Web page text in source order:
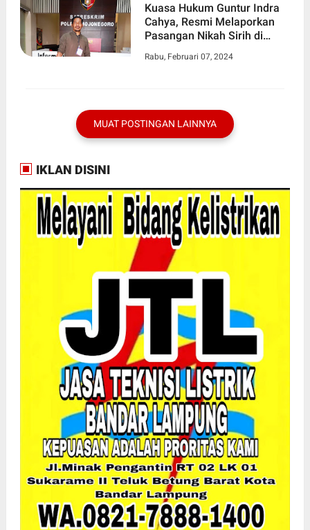
Kuasa Hukum Guntur Indra
Cahya, Resmi Melaporkan
Pasangan Nikah Sirih di
Rabu, Februari 07, 2024
MUAT POSTINGAN LAINNYA
IKLAN DISINI